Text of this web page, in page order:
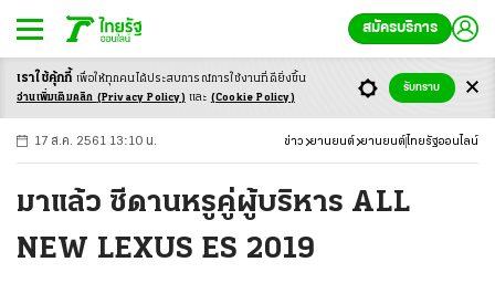
สมัครบริการ
-ก ก ก+
17 ส.ค. 2561 13:10 น. ข่าว ยานยนต์ ยานยนต์ ไทยรัฐออนไลน์
มาแล้ว ซีดานหรูคู่ผู้บริหาร ALL
NEW LEXUS ES 2019
เราใช้คุ้กกี้ เพื่อให้ทุกคนได้ประสบการณ์การใช้งานที่ดียิ่งขึ้น
อ่านเพิ่มเติมคลิก (Privacy Policy) และ (Cookie Policy)
รับทราบ